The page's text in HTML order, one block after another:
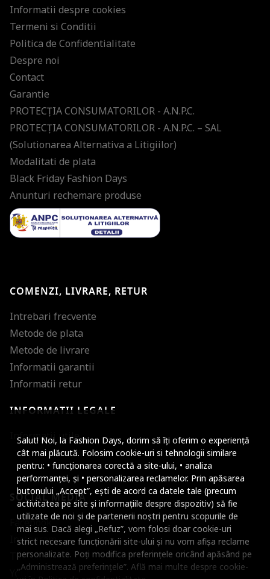
Salut! Noi, la Fashion Days, dorim să îți oferim o experiență
cât mai plăcută. Folosim cookie-uri si tehnologii similare
pentru: • funcționarea corectă a site-ului, • analiza
performanței, și • personalizarea reclamelor. Prin apăsarea
butonului „Accept”, ești de acord ca datele tale (precum
activitatea pe site și informațiile despre dispozitiv) să fie
utilizate de noi și de partenerii noștri pentru scopurile de
mai sus. Dacă alegi „Refuz”, vom folosi doar cookie-uri
strict necesare funcționării site-ului și nu vom afișa reclame
personalizate. Poți modifica preferințele oricând apăsând pe
„Administrează preferințele”. Află mai multe despre cookie-
Informatii despre cookies
Termeni si Conditii
Politica de Confidentialitate
Despre noi
Contact
Garantie
PROTECŢIA CONSUMATORILOR - A.N.P.C.
PROTECŢIA CONSUMATORILOR - A.N.P.C. – SAL
(Solutionarea Alternativa a Litigiilor)
Modalitati de plata
Black Friday Fashion Days
Anunturi rechemare produse
COMENZI, LIVRARE, RETUR
Intrebari frecvente
Metode de plata
Metode de livrare
Informatii garantii
Informatii retur
INFORMATII LEGALE
Informatii utile
SOCIAL MEDIA
Facebook
Instagram
TikTok
Youtube
Micsoreaza
Mareste spatierea
Micsoreaza
Mareste inaltimea
Micsoreaza
Inverseaza culorile